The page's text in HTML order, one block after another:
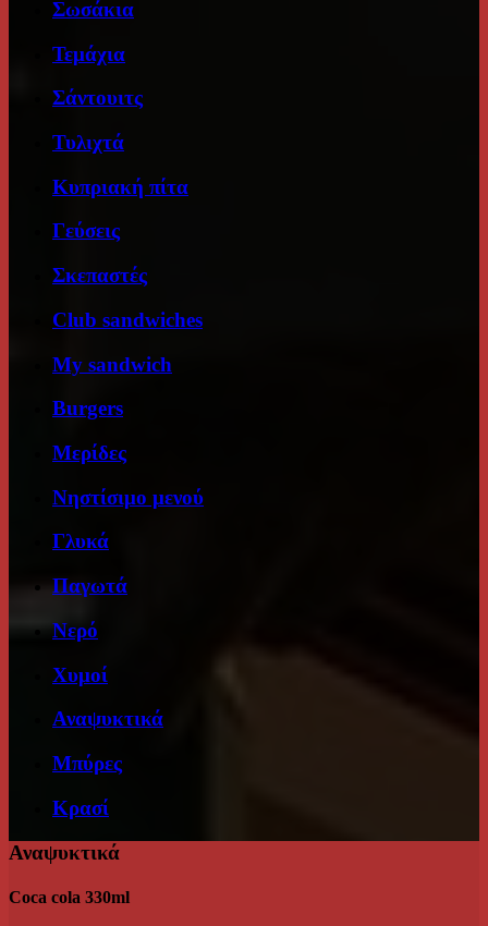
Σωσάκια
Τεμάχια
Σάντουιτς
Τυλιχτά
Κυπριακή πίτα
Γεύσεις
Σκεπαστές
Club sandwiches
My sandwich
Burgers
Μερίδες
Νηστίσιμο μενού
Γλυκά
Παγωτά
Νερό
Χυμοί
Αναψυκτικά
Μπύρες
Κρασί
Αναψυκτικά
Coca cola 330ml